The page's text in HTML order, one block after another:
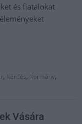
és fiatalokat
, kérdés, kormány,
Vására